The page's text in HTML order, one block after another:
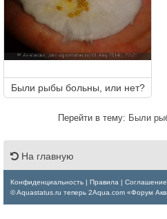
Были рыбы больны, или нет?
Перейти в тему: Были
На главную
Конфиденциальность | Правила | Соглашение
© Aquastatus.ru теперь 2Aqua.com «Форум